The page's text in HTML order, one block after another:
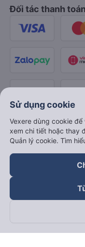
Đối tác thanh toán
Theo dõi chúng
Sử dụng cookie
Vexere dùng cookie
xem chi tiết hoặc thay
Quản lý cookie. Tìm